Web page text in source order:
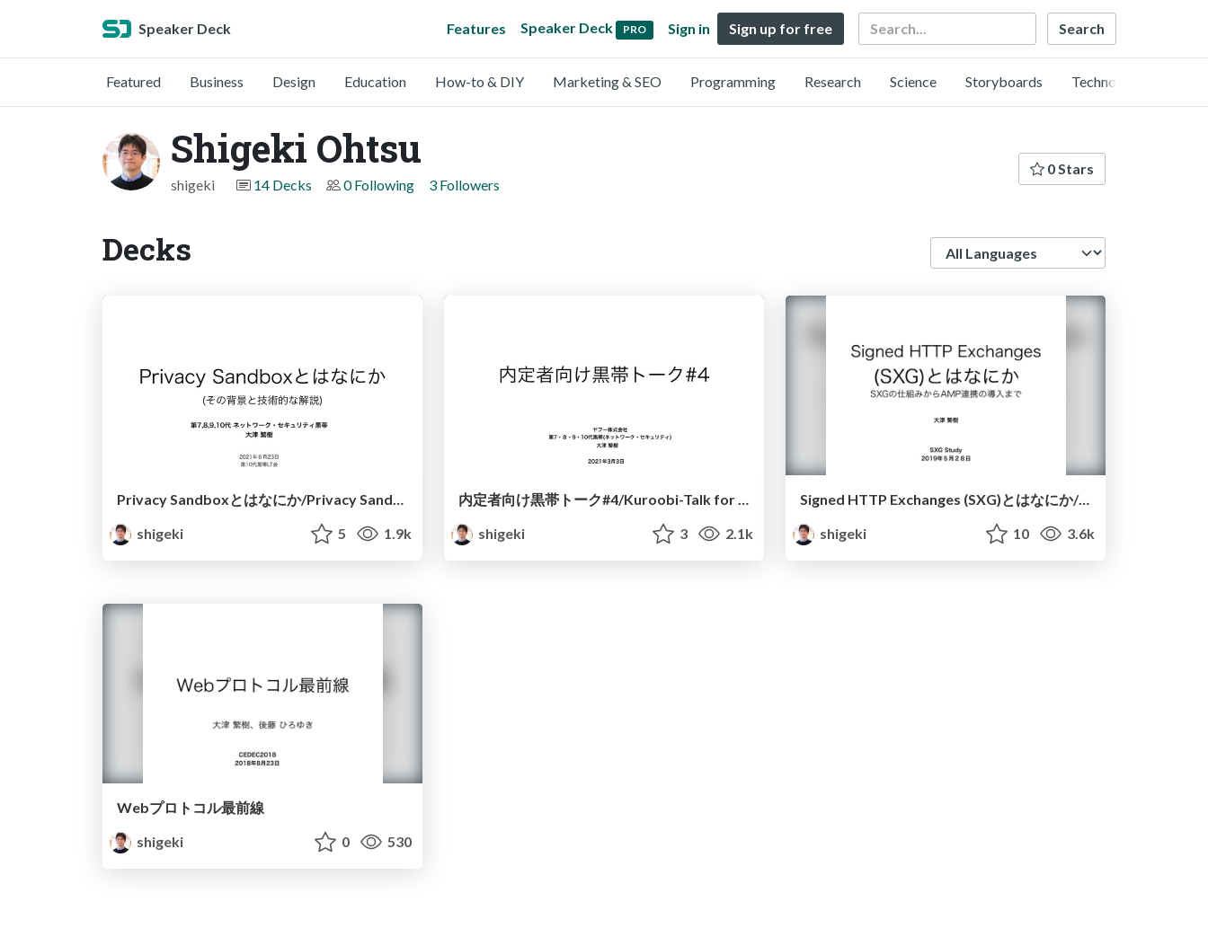
Speaker Deck Features Speaker Deck PRO Sign in Sign up for free Search
Featured Business Design Education How-to & DIY Marketing & SEO Programming Research Science Storyboards Technology
Shigeki Ohtsu
shigeki 14 Decks 0 Following 3 Followers
0 Stars
Decks
Privacy Sandboxとはなにか/Privacy Sandbox Explained
shigeki
5 1.9k
内定者向け黒帯トーク#4/Kuroobi-Talk for fresh persons #4
shigeki
3 2.1k
Signed HTTP Exchanges (SXG)とはなにか/SXG Explained
shigeki
10 3.6k
Webプロトコル最前線
shigeki
0 530